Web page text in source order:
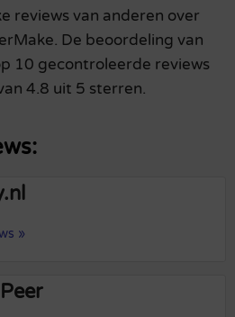
reviews van anderen over
De beoordeling van
10 gecontroleerde reviews
4.8 uit 5 sterren.
»